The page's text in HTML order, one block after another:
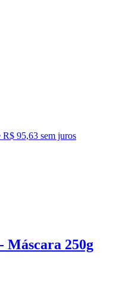
R$ 95,63 sem juros
Máscara 250g